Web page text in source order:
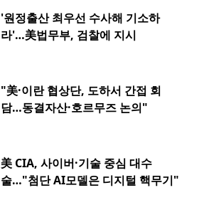
'원정출산 최우선 수사해 기소하
라'…美법무부, 검찰에 지시
"美·이란 협상단, 도하서 간접 회
담…동결자산·호르무즈 논의"
美 CIA, 사이버·기술 중심 대수
술…"첨단 AI모델은 디지털 핵무기"